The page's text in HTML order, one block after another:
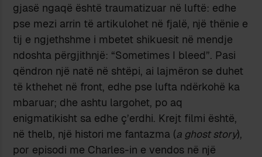
gjasë ngaqë është traumatizuar në luftë: edhe
pse mezi arrin të artikulohet në fjalë, një thënie e
tij e ngjethshme i mbetet shikuesit në mendje
ndoshta përgjithnjë: “Sometimes I bleed”. Pasi
qëndron një natë në shtëpi, ai lajmëron se duhet
të kthehet në front, edhe pse lufta ndërkohë ka
mbaruar; dhe ashtu largohet, po aq
enigmatikisht sa edhe ç’erdhi. Krejt filmi është,
në thelb, një histori me fantazma (a ghost story),
por episodi me Charles-in e vendos në një